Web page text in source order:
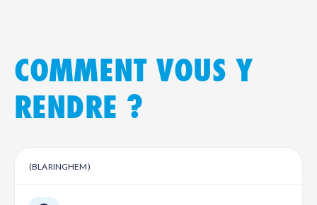
COMMENT VOUS Y
RENDRE ?
(BLARINGHEM)